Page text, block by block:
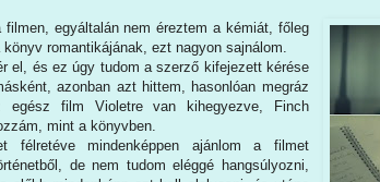
egyáltalán nem éreztem a kémiát, főleg
romantikájának, ezt nagyon sajnálom.
el, és ez úgy tudom a szerző kifejezett kérése
azonban azt hittem, hasonlóan megráz
film Violetre van kihegyezve, Finch
mint a könyvben.
félretéve mindenképpen ajánlom a filmet
de nem tudom eléggé hangsúlyozni,